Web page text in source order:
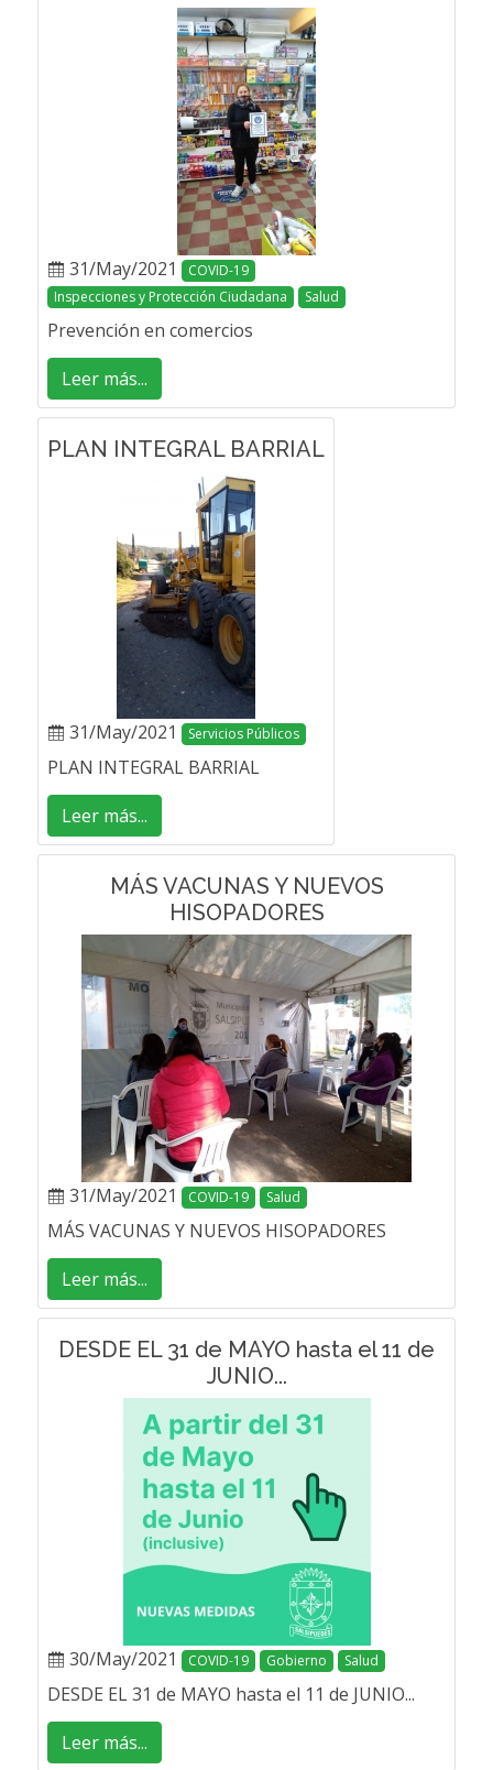
31/May/2021
COVID-19
Inspecciones y Protección Ciudadana
Salud
Prevención en comercios
Leer más...
PLAN INTEGRAL BARRIAL
31/May/2021 Servicios Públicos
PLAN INTEGRAL BARRIAL
Leer más...
MÁS VACUNAS Y NUEVOS
HISOPADORES
31/May/2021 COVID-19 Salud
MÁS VACUNAS Y NUEVOS HISOPADORES
Leer más...
DESDE EL 31 de MAYO hasta el 11 de
JUNIO...
30/May/2021 COVID-19 Gobierno Salud
DESDE EL 31 de MAYO hasta el 11 de JUNIO...
Leer más...